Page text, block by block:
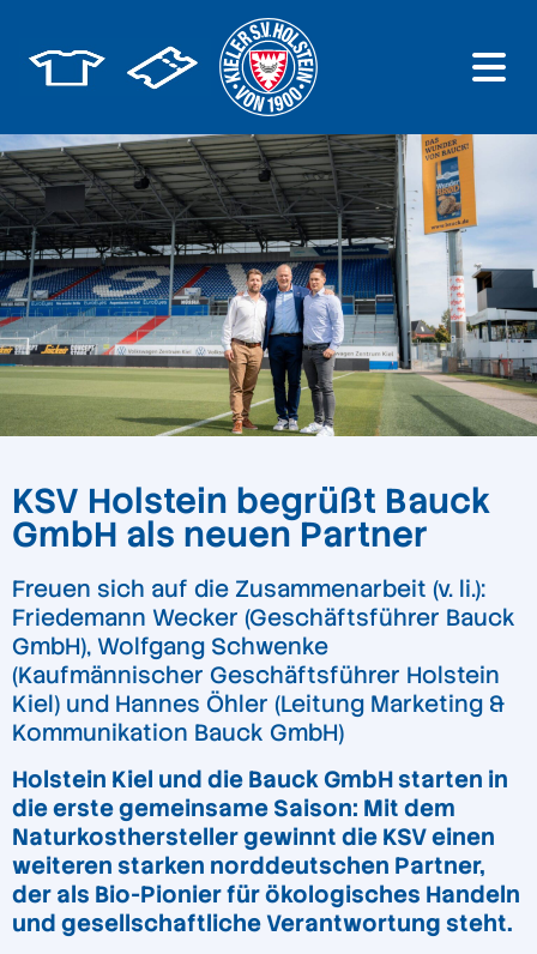
KSV Holstein begrüßt Bauck
GmbH als neuen Partner
Freuen sich auf die Zusammenarbeit (v. li.):
Friedemann Wecker (Geschäftsführer Bauck
GmbH), Wolfgang Schwenke
(Kaufmännischer Geschäftsführer Holstein
Kiel) und Hannes Öhler (Leitung Marketing &
Kommunikation Bauck GmbH)
Holstein Kiel und die Bauck GmbH starten in
die erste gemeinsame Saison: Mit dem
Naturkosthersteller gewinnt die KSV einen
weiteren starken norddeutschen Partner,
der als Bio-Pionier für ökologisches Handeln
und gesellschaftliche Verantwortung steht.